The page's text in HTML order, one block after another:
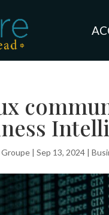
|Sep 13, 2024 |